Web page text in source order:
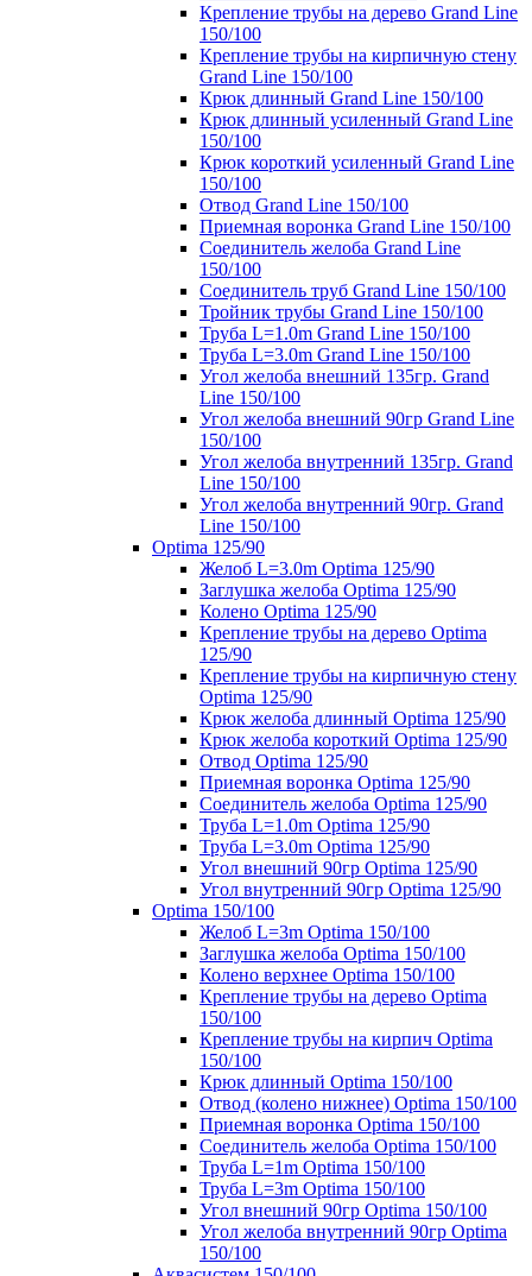
Крепление трубы на дерево Grand Line
150/100
Крепление трубы на кирпичную стену
Grand Line 150/100
Крюк длинный Grand Line 150/100
Крюк длинный усиленный Grand Line
150/100
Крюк короткий усиленный Grand Line
150/100
Отвод Grand Line 150/100
Приемная воронка Grand Line 150/100
Соединитель желоба Grand Line
150/100
Соединитель труб Grand Line 150/100
Тройник трубы Grand Line 150/100
Труба L=1.0m Grand Line 150/100
Труба L=3.0m Grand Line 150/100
Угол желоба внешний 135гр. Grand
Line 150/100
Угол желоба внешний 90гр Grand Line
150/100
Угол желоба внутренний 135гр. Grand
Line 150/100
Угол желоба внутренний 90гр. Grand
Line 150/100
Optima 125/90
Желоб L=3.0m Optima 125/90
Заглушка желоба Optima 125/90
Колено Optima 125/90
Крепление трубы на дерево Optima
125/90
Крепление трубы на кирпичную стену
Optima 125/90
Крюк желоба длинный Optima 125/90
Крюк желоба короткий Optima 125/90
Отвод Optima 125/90
Приемная воронка Optima 125/90
Соединитель желоба Optima 125/90
Труба L=1.0m Optima 125/90
Труба L=3.0m Optima 125/90
Угол внешний 90гр Optima 125/90
Угол внутренний 90гр Optima 125/90
Optima 150/100
Желоб L=3m Optima 150/100
Заглушка желоба Optima 150/100
Колено верхнее Optima 150/100
Крепление трубы на дерево Optima
150/100
Крепление трубы на кирпич Optima
150/100
Крюк длинный Optima 150/100
Отвод (колено нижнее) Optima 150/100
Приемная воронка Optima 150/100
Соединитель желоба Optima 150/100
Труба L=1m Optima 150/100
Труба L=3m Optima 150/100
Угол внешний 90гр Optima 150/100
Угол желоба внутренний 90гр Optima
150/100